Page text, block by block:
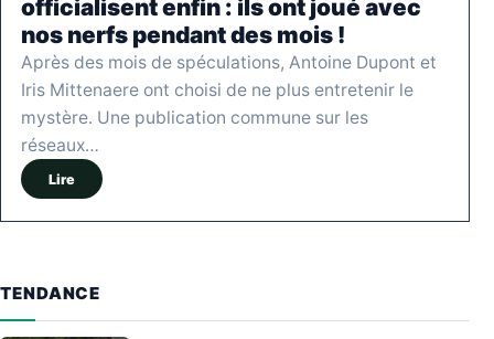
officialisent enfin : ils ont joué avec
nos nerfs pendant des mois !
Après des mois de spéculations, Antoine Dupont et
Iris Mittenaere ont choisi de ne plus entretenir le
mystère. Une publication commune sur les
réseaux…
Lire
TENDANCE